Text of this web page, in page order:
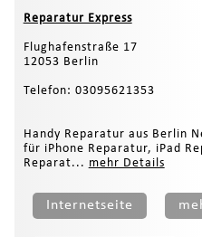
Reparatur Express
Flughafenstraße 17
12053 Berlin
Telefon: 03095621353
Handy Reparatur aus Berlin
für iPhone Reparatur, iPad
Reparat... mehr Details
Internetseite